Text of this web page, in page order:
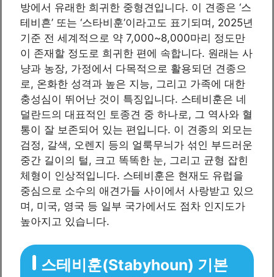
방에서 유래한 희귀한 중형견입니다. 이 견종은 ‘스
테비흔’ 또는 ‘스타비훈’이라고도 표기되며, 2025년
기준 전 세계적으로 약 7,000~8,000마리 정도만
이 존재할 정도로 희귀한 편에 속합니다. 원래는 사
냥과 농장, 가정에서 다목적으로 활용되던 견종으
로, 온화한 성격과 높은 지능, 그리고 가족에 대한
충성심이 뛰어난 것이 특징입니다. 스테비훈은 네
덜란드의 대표적인 토종견 중 하나로, 그 역사와 혈
통이 잘 보존되어 있는 편입니다. 이 견종의 외모는
검정, 갈색, 오렌지 등의 얼룩무늬가 섞인 부드러운
중간 길이의 털, 크고 똑똑한 눈, 그리고 균형 잡힌
체형이 인상적입니다. 스테비훈은 현재도 유럽을
중심으로 소수의 애견가들 사이에서 사랑받고 있으
며, 미국, 영국 등 일부 국가에서도 점차 인지도가
높아지고 있습니다.
스테비훈(Stabyhoun) 기본